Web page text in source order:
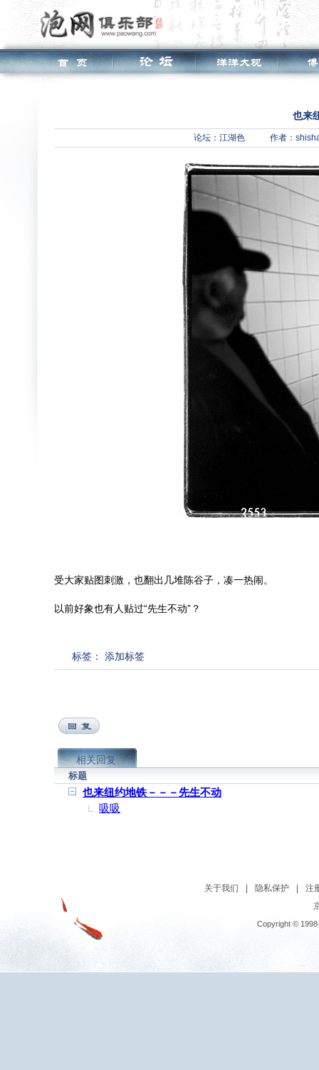
也来
论坛： 江湖色 作者：
受大家贴图刺激，也翻出几堆陈谷子，凑一热闹。
以前好象也有人贴过“先生不动”？
标签： 添加标签
相关回复
标题
也来纽约地铁－－－先生不动
吸吸
关于我们 隐私保护
注
Copyright ©